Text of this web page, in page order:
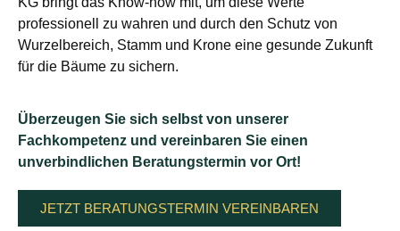
professionell zu wahren und durch den Schutz von
Wurzelbereich, Stamm und Krone eine gesunde Zukunft
für die Bäume zu sichern.
Überzeugen Sie sich selbst von unserer
Fachkompetenz und vereinbaren Sie einen
unverbindlichen Beratungstermin vor Ort!
JETZT BERATUNGSTERMIN VEREINBAREN